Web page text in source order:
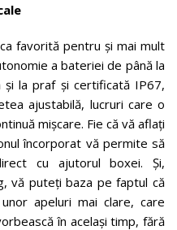
favorită pentru și mai mult
a bateriei de până la
la praf și certificată IP67,
ajustabilă, lucruri care o
mișcare. Fie că vă aflați
încorporat vă permite să
cu ajutorul boxei. Și,
vă puteți baza pe faptul că
apeluri mai clare, care
în același timp, fără